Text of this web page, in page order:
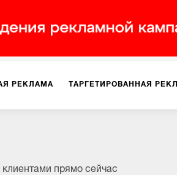
РЕКЛАМА ТАРГЕТИРОВАННАЯ
клиентами прямо сейчас